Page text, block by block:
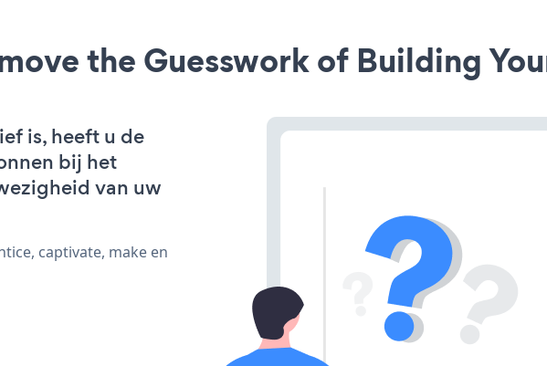
the Guesswork of Building
is, heeft u de
bij het
van uw
captivate, make en